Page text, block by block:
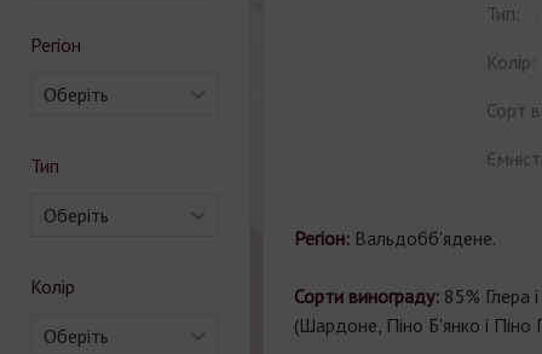
Регіон
Оберіть
Тип
Оберіть
Колір
Оберіть
Тип:
Колір:
Сорт
Регіон: Вальдобб'ядене.
Сорти винограду:85% Глера
(Шардоне, Піно Б'янко і Піно